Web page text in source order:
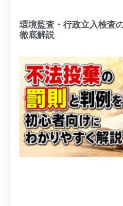
環境監査・行政立入検査
徹底解説